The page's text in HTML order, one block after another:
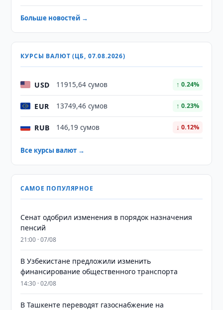
Больше новостей →
КУРСЫ ВАЛЮТ (ЦБ, 07.08.2026)
USD 11915,64 сумов ↑ 0.24%
EUR 13749,46 сумов ↑ 0.23%
RUB 146,19 сумов ↓ 0.12%
Все курсы валют →
САМОЕ ПОПУЛЯРНОЕ
Сенат одобрил изменения в порядок назначения
пенсий
21:00 · 07/08
В Узбекистане предложили изменить
финансирование общественного транспорта
14:30 · 02/08
В Ташкенте переводят газоснабжение на